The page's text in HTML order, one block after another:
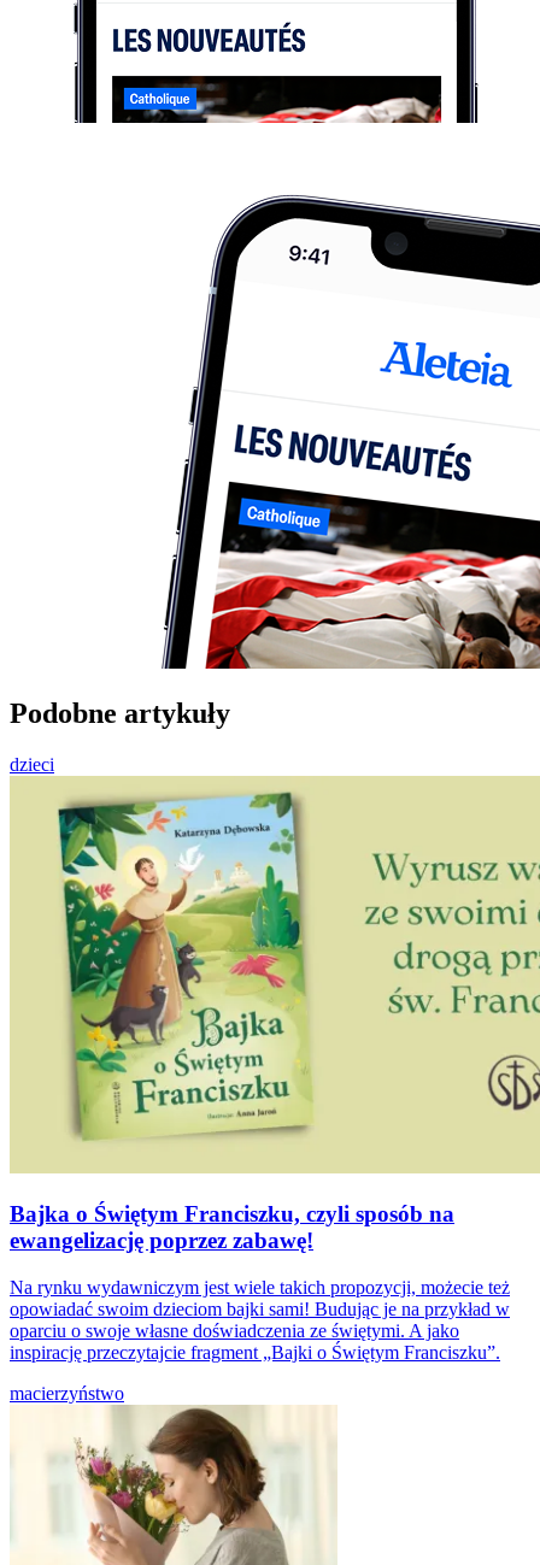
Podobne artykuły
dzieci
Bajka o Świętym Franciszku, czyli sposób na
ewangelizację poprzez zabawę!
Na rynku wydawniczym jest wiele takich propozycji, możecie też
opowiadać swoim dzieciom bajki sami! Budując je na przykład w
oparciu o swoje własne doświadczenia ze świętymi. A jako
inspirację przeczytajcie fragment „Bajki o Świętym Franciszku”.
macierzyństwo